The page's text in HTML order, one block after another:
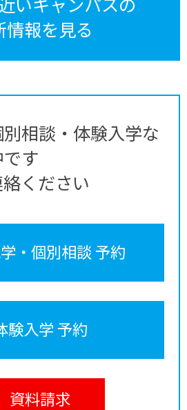
情報を見る
相談・体験入学な
す
ください
・個別相談 予約
験入学 予約
資料請求